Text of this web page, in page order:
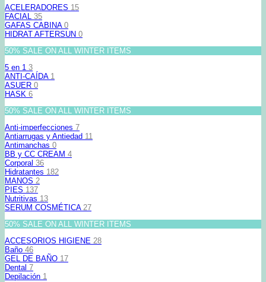
ACELERADORES 15
FACIAL 35
GAFAS CABINA 0
HIDRAT AFTERSUN 0
50% SALE ON ALL WINTER ITEMS
5 en 1 3
ANTI-CAÍDA 1
ASUER 0
HASK 6
50% SALE ON ALL WINTER ITEMS
Anti-imperfecciones 7
Antiarrugas y Antiedad 11
Antimanchas 0
BB y CC CREAM 4
Corporal 36
Hidratantes 182
MANOS 2
PIES 137
Nutritivas 13
SERUM COSMÉTICA 27
50% SALE ON ALL WINTER ITEMS
ACCESORIOS HIGIENE 28
Baño 46
GEL DE BAÑO 17
Dental 7
Depilación 1